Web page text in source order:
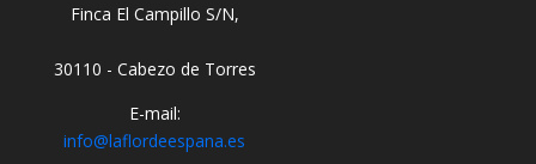
Finca El Campillo S/N,
30110 - Cabezo de Torres
E-mail:
info@laflordeespana.es